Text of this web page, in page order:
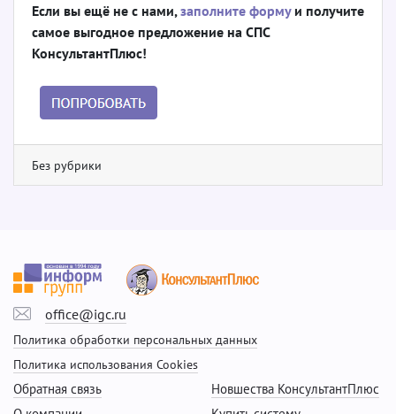
Если вы ещё не с нами, заполните формуи получите
самое выгодное предложение на СПС
КонсультантПлюс!
Без рубрики
office@igc.ru
Политика обработки персональных данных
Политика использования Cookies
Новшества КонсультантПлюс
Обратная связь